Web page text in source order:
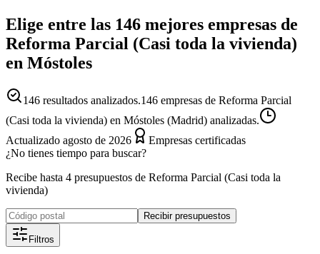
Elige entre las 146 mejores empresas de
Reforma Parcial (Casi toda la vivienda)
en Móstoles
146 resultados analizados.146 empresas de Reforma Parcial
(Casi toda la vivienda) en Móstoles (Madrid) analizadas.
Actualizado agosto de 2026
Empresas certificadas
¿No tienes tiempo para buscar?
Recibe hasta 4 presupuestos de Reforma Parcial (Casi toda la
vivienda)
Recibir presupuestos
Filtros